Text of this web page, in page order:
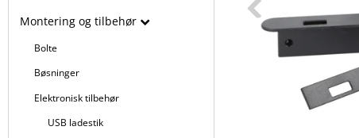
Montering og tilbehør
Bolte
Bøsninger
Elektronisk tilbehør
USB ladestik